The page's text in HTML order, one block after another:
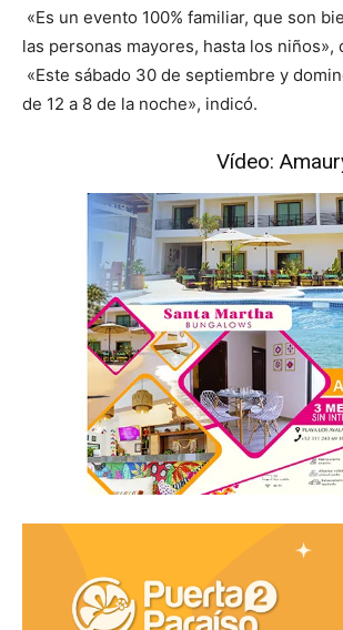
«Es un evento 100% familiar, que son
las personas mayores, hasta los niños»,
«Este sábado 30 de septiembre y
de 12 a 8 de la noche», indicó.
Vídeo: